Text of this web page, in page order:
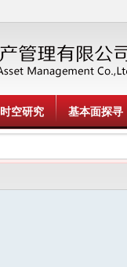
时空研究 基本面探寻